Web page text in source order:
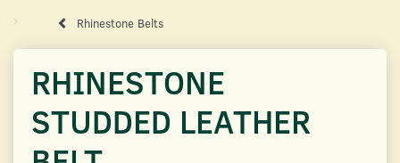
Rhinestone Belts
RHINESTONE
STUDDED LEATHER